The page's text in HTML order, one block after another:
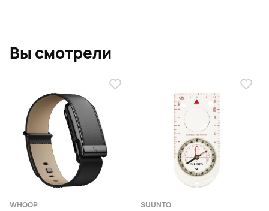
Вы смотрели
WHOOP SUUNTO